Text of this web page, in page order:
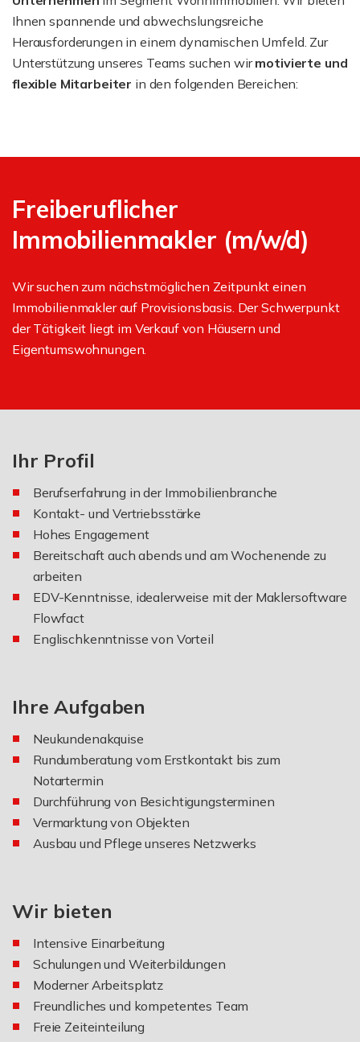
Ihnen spannende und abwechslungsreiche
Herausforderungen in einem dynamischen Umfeld. Zur
Unterstützung unseres Teams suchen wirmotivierte und
flexible Mitarbeiter in den folgenden Bereichen:
Freiberuflicher
Immobilienmakler (m/w/d)
Wir suchen zum nächstmöglichen Zeitpunkt einen
Immobilienmakler auf Provisionsbasis. Der Schwerpunkt
der Tätigkeit liegt im Verkauf von Häusern und
Eigentumswohnungen.
Ihr Profil
Berufserfahrung in der Immobilienbranche
Kontakt- und Vertriebsstärke
Hohes Engagement
Bereitschaft auch abends und am Wochenende zu
arbeiten
EDV-Kenntnisse, idealerweise mit der Maklersoftware
Flowfact
Englischkenntnisse von Vorteil
Ihre Aufgaben
Neukundenakquise
Rundumberatung vom Erstkontakt bis zum
Notartermin
Durchführung von Besichtigungsterminen
Vermarktung von Objekten
Ausbau und Pflege unseres Netzwerks
Wir bieten
Intensive Einarbeitung
Schulungen und Weiterbildungen
Moderner Arbeitsplatz
Freundliches und kompetentes Team
Freie Zeiteinteilung